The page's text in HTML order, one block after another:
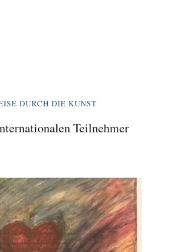
DURCH DIE KUNST
Teilnehmer